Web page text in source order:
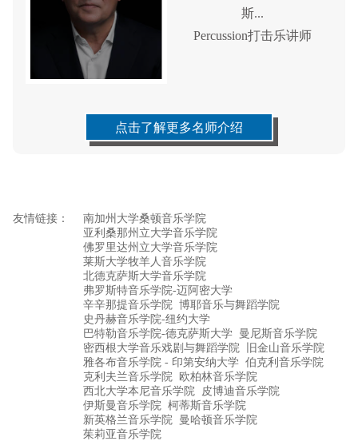
斯...
Percussion打击乐讲师
点击了解更多名师介绍
友情链接：
南加州大学桑顿音乐学院
亚利桑那州立大学音乐学院
佛罗里达州立大学音乐学院
莱斯大学牧羊人音乐学院
北德克萨斯大学音乐学院
弗罗斯特音乐学院-迈阿密大学
辛辛那提音乐学院 博耶音乐与舞蹈学院
史丹赫音乐学院-纽约大学
巴特勒音乐学院-德克萨斯大学 曼尼斯音乐学院
密西根大学音乐戏剧与舞蹈学院
旧金山音乐学院
雅各布音乐学院 - 印第安纳大学 伯克利音乐学院
克利夫兰音乐学院
欧柏林音乐学院
西北大学本尼音乐学院 皮博迪音乐学院
伊斯曼音乐学院 柯蒂斯音乐学院
新英格兰音乐学院 曼哈顿音乐学院
茱莉亚音乐学院